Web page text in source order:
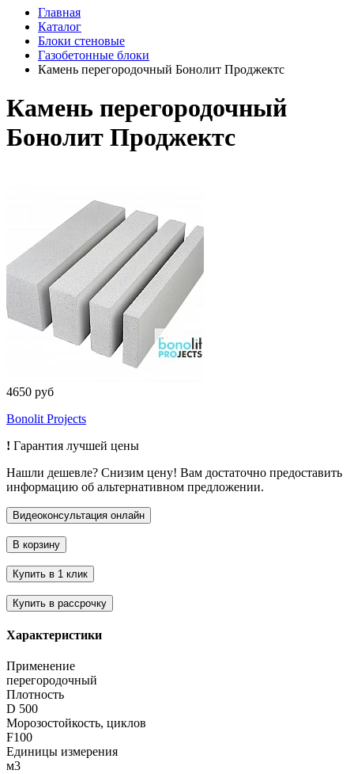
Главная
Каталог
Блоки стеновые
Газобетонные блоки
Камень перегородочный Бонолит Проджектс
Камень перегородочный
Бонолит Проджектс
4650 руб
Bonolit Projects
! Гарантия лучшей цены
Нашли дешевле? Снизим цену! Вам достаточно предоставить
информацию об альтернативном предложении.
Характеристики
Применение
перегородочный
Плотность
D 500
Морозостойкость, циклов
F100
Единицы измерения
м3